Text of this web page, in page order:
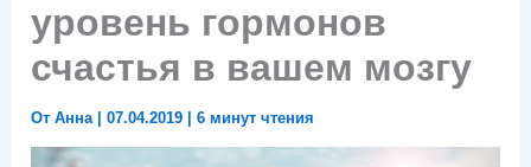
уровень гормонов
счастья в вашем мозгу
ОтАнна |07.04.2019 |6 минут чтения